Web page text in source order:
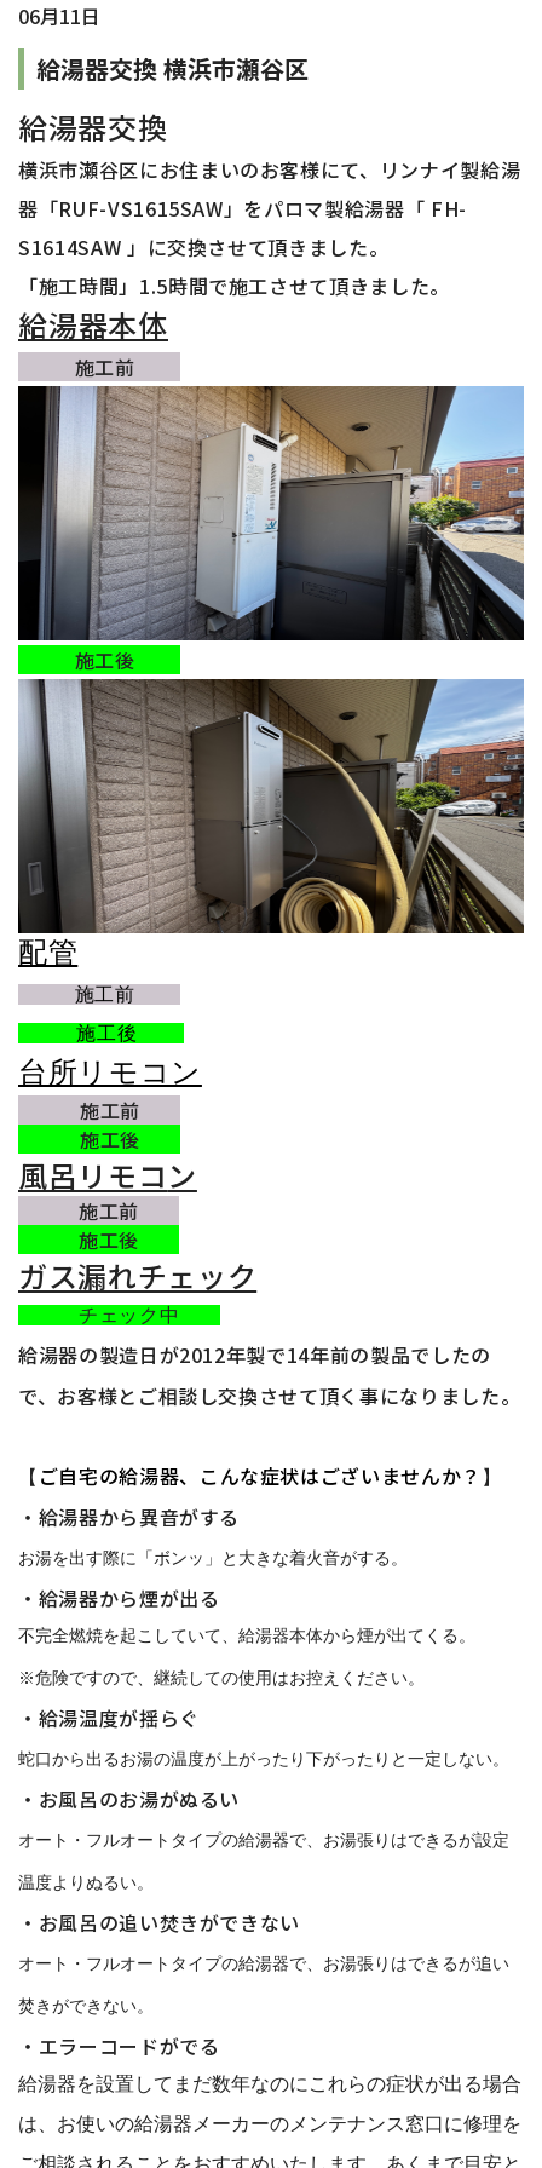
06月11日
給湯器交換 横浜市瀬谷区
給湯器交換
横浜市瀬谷区にお住まいのお客様にて、リンナイ製給湯
器「RUF-VS1615SAW」をパロマ製給湯器「 FH-
S1614SAW 」に交換させて頂きました。
「施工時間」1.5時間で施工させて頂きました。
給湯器本体
施工前
施工後
配管
施工前
施工後
台所リモコン
施工前
施工後
風呂リモコン
施工前
施工後
ガス漏れチェック
チェック中
給湯器の製造日が2012年製で14年前の製品でしたの
で、お客様とご相談し交換させて頂く事になりました。
【 ご自宅の給湯器、こんな症状はございませんか？ 】
・給湯器から異音がする
お湯を出す際に「ボンッ」と大きな着火音がする。
・給湯器から煙が出る
不完全燃焼を起こしていて、給湯器本体から煙が出てくる。
※危険ですので、継続しての使用はお控えください。
・給湯温度が揺らぐ
蛇口から出るお湯の温度が上がったり下がったりと一定しない。
・お風呂のお湯がぬるい
オート・フルオートタイプの給湯器で、お湯張りはできるが設定
温度よりぬるい。
・お風呂の追い焚きができない
オート・フルオートタイプの給湯器で、お湯張りはできるが追い
焚きができない。
・エラーコードがでる
給湯器を設置してまだ数年なのにこれらの症状が出る場合
は、お使いの給湯器メーカーのメンテナンス窓口に修理を
ご相談されることをおすすめいたします。あくまで目安と